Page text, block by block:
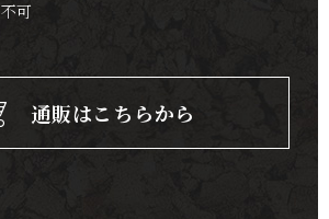
不可
通販はこちらから